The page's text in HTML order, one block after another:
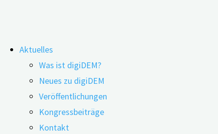
Inhalt
springen
Aktuelles
Was ist digiDEM?
Neues zu digiDEM
Veröffentlichungen
Kongressbeiträge
Kontakt
Diabetes mellitus
Diabetes
Zurück zur Übersicht